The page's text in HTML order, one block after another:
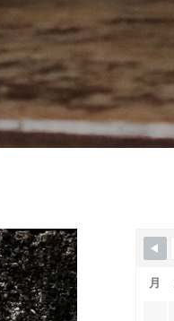
月